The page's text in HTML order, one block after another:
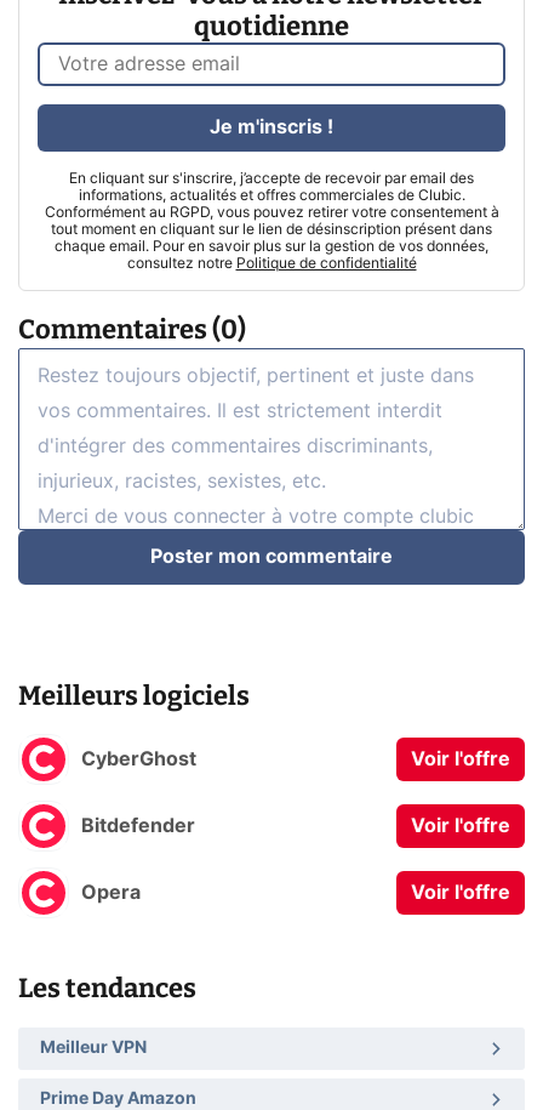
quotidienne
En cliquant sur s'inscrire, j’accepte de recevoir par email des
informations, actualités et offres commerciales de Clubic.
Conformément au RGPD, vous pouvez retirer votre consentement à
tout moment en cliquant sur le lien de désinscription présent dans
chaque email. Pour en savoir plus sur la gestion de vos données,
consultez notre Politique de confidentialité
Je m'inscris !
Commentaires (0)
Poster mon commentaire
Meilleurs logiciels
CyberGhost Voir l'offre
Bitdefender Voir l'offre
Opera Voir l'offre
Les tendances
Meilleur VPN
Prime Day Amazon